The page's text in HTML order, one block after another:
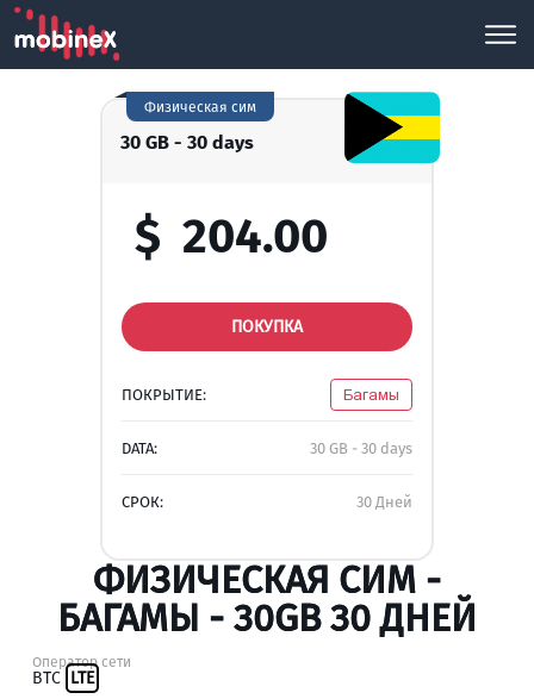
30 GB - 30 days
Физическая сим
$ 204.00
ПОКУПКА
ПОКРЫТИЕ: Багамы
DATA: 30 GB - 30 days
СРОК: 30 Дней
ФИЗИЧЕСКАЯ СИМ -
БАГАМЫ - 30GB 30 ДНЕЙ
Оператор сети
BTC LTE